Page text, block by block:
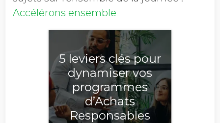
Refuser les
communications EcoVadis
Accélérons ensemble
5 leviers clés pour
dynamiser vos
programmes
d’Achats
Responsables